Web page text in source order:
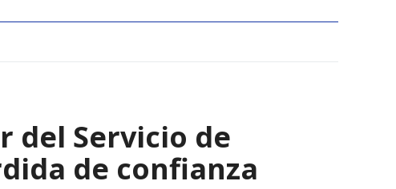
del Servicio de
de confianza